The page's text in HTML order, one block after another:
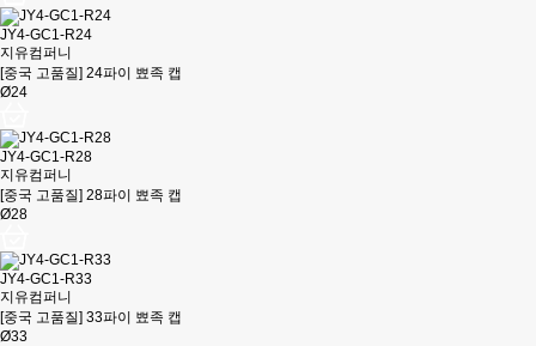
JY4-GC1-R24
지유컴퍼니
[중국 고품질] 24파이 뾰족 캡
Ø24
JY4-GC1-R28
지유컴퍼니
[중국 고품질] 28파이 뾰족 캡
Ø28
JY4-GC1-R33
지유컴퍼니
[중국 고품질] 33파이 뾰족 캡
Ø33